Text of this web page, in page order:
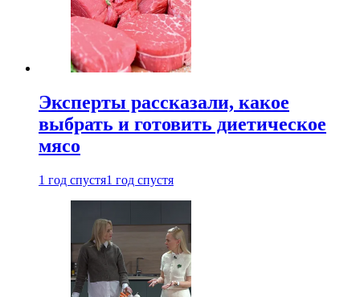
Эксперты рассказали, какое
выбрать и готовить диетическое
мясо
1 год спустя1 год спустя